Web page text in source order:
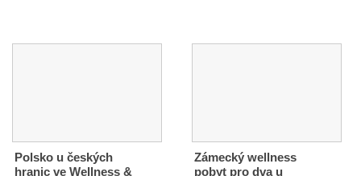
Polsko u českých
hranic ve Wellness &
Zámecký wellness
pobyt pro dva u